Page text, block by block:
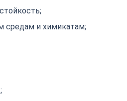
средам и химикатам;